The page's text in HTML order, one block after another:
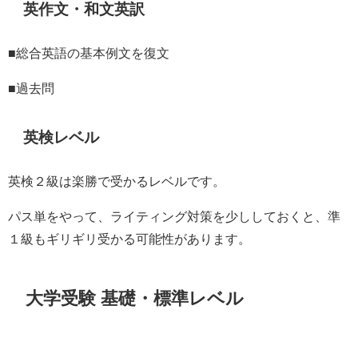
英作文・和文英訳
■総合英語の基本例文を復文
■過去問
英検レベル
英検２級は楽勝で受かるレベルです。
パス単をやって、ライティング対策を少ししておくと、準
１級もギリギリ受かる可能性があります。
大学受験 基礎・標準レベル